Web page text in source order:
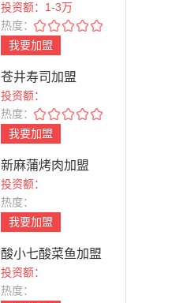
投资额：1-3万
热度：
我要加盟
苍井寿司加盟
投资额：
热度：
我要加盟
新麻蒲烤肉加盟
投资额：
热度：
我要加盟
酸小七酸菜鱼加盟
投资额：
热度：